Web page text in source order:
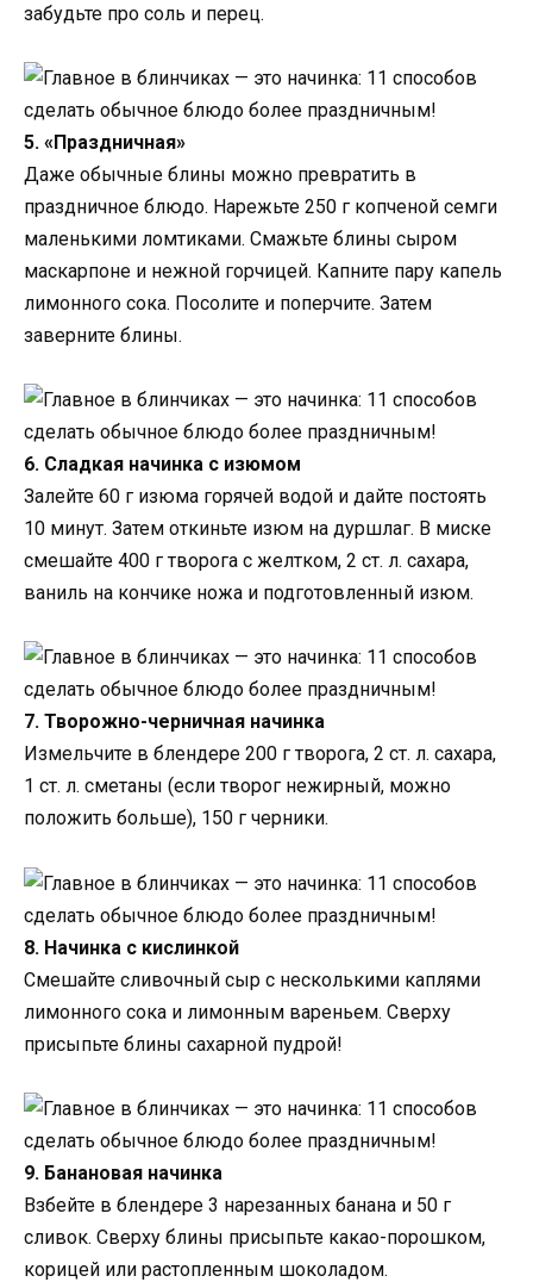
забудьте про соль и перец.
5. «Праздничная»
Даже обычные блины можно превратить в
праздничное блюдо. Нарежьте 250 г копченой семги
маленькими ломтиками. Смажьте блины сыром
маскарпоне и нежной горчицей. Капните пару капель
лимонного сока. Посолите и поперчите. Затем
заверните блины.
6. Сладкая начинка с изюмом
Залейте 60 г изюма горячей водой и дайте постоять
10 минут. Затем откиньте изюм на дуршлаг. В миске
смешайте 400 г творога с желтком, 2 ст. л. сахара,
ваниль на кончике ножа и подготовленный изюм.
7. Творожно-черничная начинка
Измельчите в блендере 200 г творога, 2 ст. л. сахара,
1 ст. л. сметаны (если творог нежирный, можно
положить больше), 150 г черники.
8. Начинка с кислинкой
Смешайте сливочный сыр с несколькими каплями
лимонного сока и лимонным вареньем. Сверху
присыпьте блины сахарной пудрой!
9. Банановая начинка
Взбейте в блендере 3 нарезанных банана и 50 г
сливок. Сверху блины присыпьте какао-порошком,
корицей или растопленным шоколадом.